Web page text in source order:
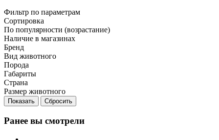
Фильтр по параметрам
Сортировка
По популярности (возрастание)
Наличие в магазинах
Бренд
Вид животного
Порода
Габариты
Страна
Размер животного
Сбросить
Ранее вы смотрели